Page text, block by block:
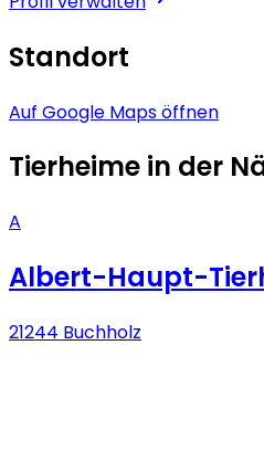
Standort
Auf Google Maps öffnen
Tierheime in der
A
Albert-Haupt-
21244 Buchholz